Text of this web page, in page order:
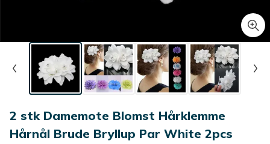
2 stk Damemote Blomst Hårklemme
Hårnål Brude Bryllup Par White 2pcs